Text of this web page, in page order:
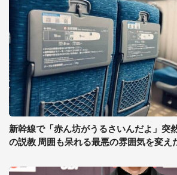
新幹線で「赤ん坊がうるさいんだよ」突
の説教 周囲も呆れる最悪の雰囲気を変え